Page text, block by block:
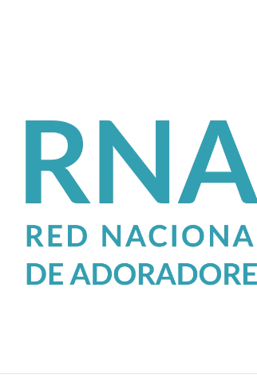
CONECTANDO Y CAPACITANDO ADORADORES EN TODO